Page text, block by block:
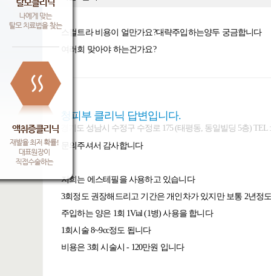
스컬트라 비용이 얼만가요?대략주입하는양두 궁금합니다
여러회 맞아야 하는건가요?
청피부 클리닉 답변입니다.
경기도 성남시 수정구 수정로 175 (태평동, 동일빌딩 5층) TEL :
문의주셔서 감사합니다
저희는 에스테필을 사용하고 있습니다
3회정도 권장해드리고 기간은 개인차가 있지만 보통 2년정
주입하는 양은 1회 1Vial (1병) 사용을 합니다
1회시술 8~9cc정도 됩니다
비용은 3회 시술시 - 120만원 입니다